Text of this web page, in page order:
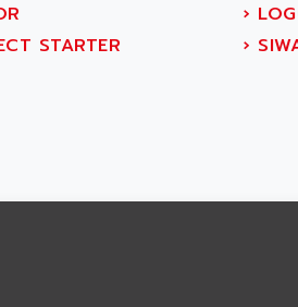
›
STARTER ›